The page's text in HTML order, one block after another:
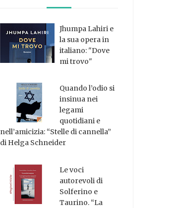
Jhumpa Lahiri e
la sua opera in
italiano: "Dove
mi trovo"
Quando l’odio si
insinua nei
legami
quotidiani e
nell’amicizia: “Stelle di cannella”
di Helga Schneider
Le voci
autorevoli di
Solferino e
Taurino. “La